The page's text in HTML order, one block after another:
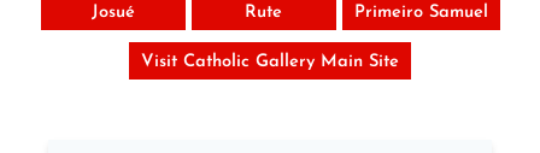
Josué Rute Primeiro Samuel
Visit Catholic Gallery Main Site